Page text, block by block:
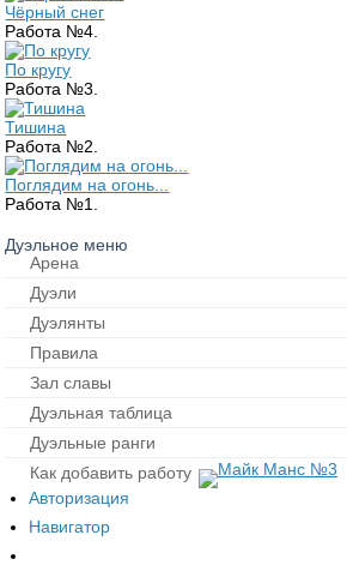
Чёрный снег
Работа №4.
По кругу
Работа №3.
Тишина
Работа №2.
Поглядим на огонь...
Работа №1.
Дуэльное меню
Арена
Дуэли
Дуэлянты
Правила
Зал славы
Дуэльная таблица
Дуэльные ранги
Как добавить работу
Авторизация
Навигатор